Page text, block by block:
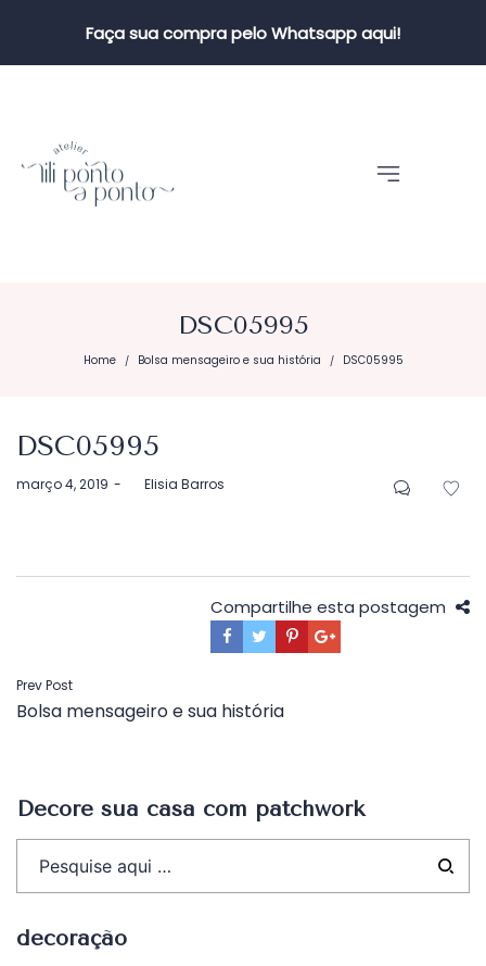
Faça sua compra pelo Whatsapp aqui!
DSC05995
Home / Bolsa mensageiro e sua história / DSC05995
DSC05995
Postado
março 4, 2019 byElisia Barros
Compartilhe esta postagem
Navegação
de
Prev Post
Bolsa mensageiro e sua história
Decore sua casa com patchwork
decoração